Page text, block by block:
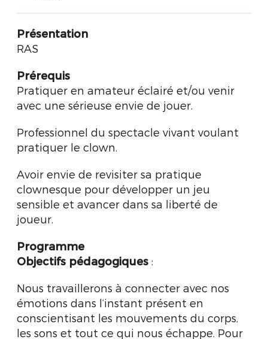
Présentation
RAS
Prérequis
Pratiquer en amateur éclairé et/ou venir
avec une sérieuse envie de jouer.
Professionnel du spectacle vivant voulant
pratiquer le clown.
Avoir envie de revisiter sa pratique
clownesque pour développer un jeu
sensible et avancer dans sa liberté de
joueur.
Programme
Objectifs pédagogiques :
Nous travaillerons à connecter avec nos
émotions dans l’instant présent en
conscientisant les mouvements du corps,
les sons et tout ce qui nous échappe. Pour